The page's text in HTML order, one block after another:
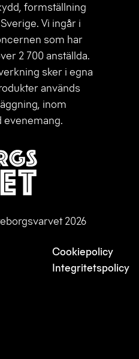
formställning
Vi ingår i
som har
2 700 anställda.
sker i egna
används
inom
evenemang.
2026
Cookiepolicy
Integritetspolicy